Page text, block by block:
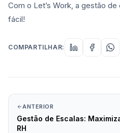
Com o Let’s Work, a gestão
fácil!
COMPARTILHAR:
ANTERIOR
Gestão de Escalas:
RH